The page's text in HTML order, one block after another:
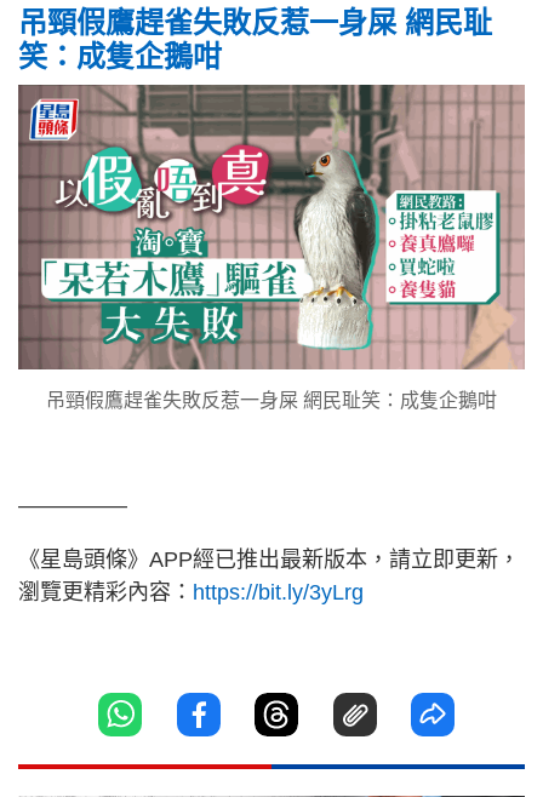
吊頸假鷹趕雀失敗反惹一身屎 網民耻
笑：成隻企鵝咁
吊頸假鷹趕雀失敗反惹一身屎 網民耻笑：成隻企鵝咁
—————
《星島頭條》APP經已推出最新版本，請立即更新，
瀏覽更精彩內容： https://bit.ly/3yLrg